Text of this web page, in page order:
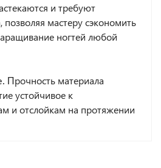
и требуют
мастеру сэкономить
ногтей любой
Прочность материала
устойчивое к
и отслойкам на протяжении